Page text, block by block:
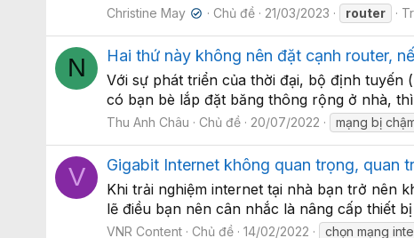
Christine May ✔ Chủ đề 21/03/2023 router
N Hai thứ này không nên đặt cạnh router,
Với sự phát triển của thời đại, bộ định tuyến
có bạn bè lắp đặt băng thông rộng ở nhà,
Thu Anh Châu Chủ đề 20/07/2022 mạng bị
V Gigabit Internet không quan trọng, quan
Khi trải nghiệm internet tại nhà bạn trở nên
lẽ điều bạn nên cân nhắc là nâng cấp thiết
VNR Content Chủ đề 14/02/2022 chọn mạng